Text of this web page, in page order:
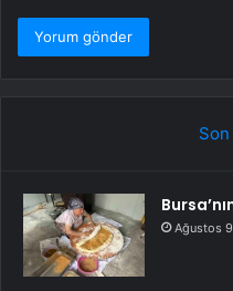
Ağustos